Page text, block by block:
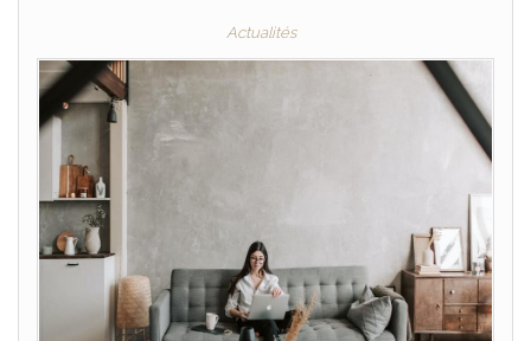
Actualités